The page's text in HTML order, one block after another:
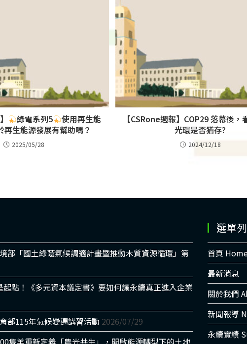
綠電系列5
使用再生能
再生能源發展有幫助嗎？
2025/05/28
【CSRone週報】COP29 落幕後，
光環是否猶存?
2024/12/18
部「國土綠蔭氣候調適計畫暨推動木質資源循環」第
起點！《多元資本議定書》要如何讓永續真正進入企業
部115年氣候變遷講習活動 2026/07/29
隻羊重新定義「農光共生」，開啟能源轉型下的土地
選單列
首頁
最新消息
關於我們
新聞報導
永續實績